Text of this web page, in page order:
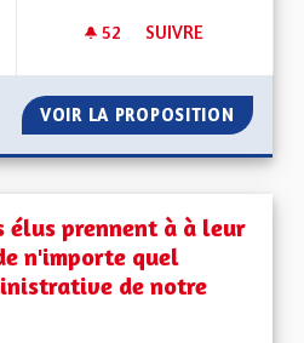
52 52 ABONNÉS
SUIVRE
VOIR LA PROPOSITION UNE
élus prennent à à leur
n'importe quel
de notre